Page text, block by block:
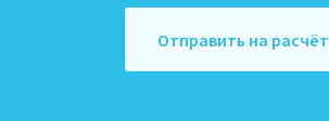
Отправить на расчёт